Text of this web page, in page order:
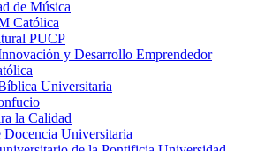
de Música
Católica
PUCP
y Desarrollo Emprendedor
Universitaria
la Calidad
Docencia Universitaria